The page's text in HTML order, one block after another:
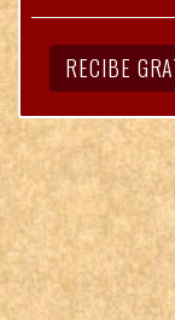
RECIBE